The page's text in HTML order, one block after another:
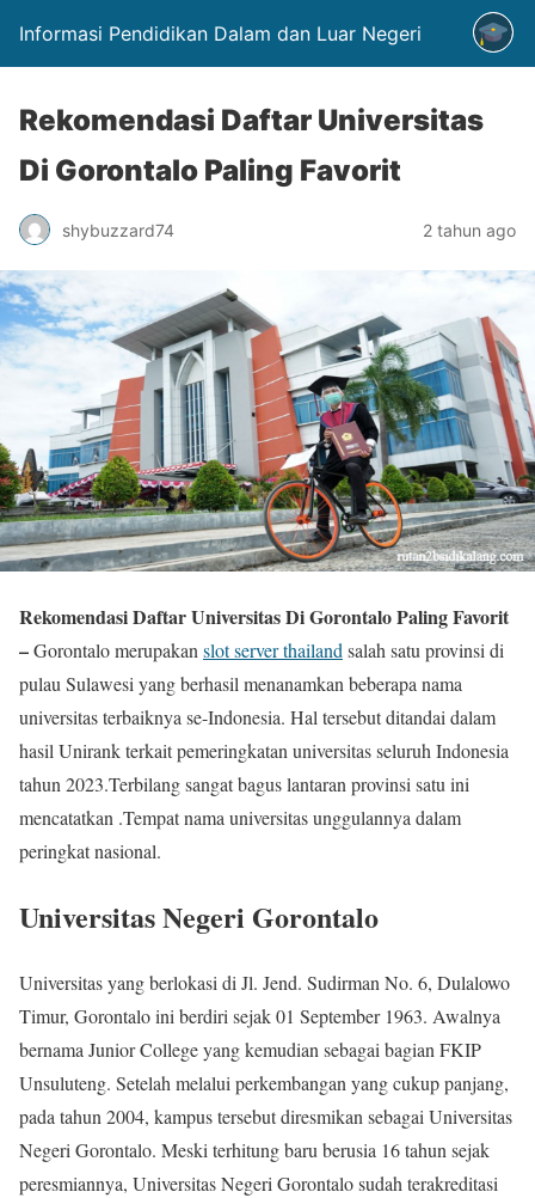
Informasi Pendidikan Dalam dan Luar Negeri
Rekomendasi Daftar Universitas
Di Gorontalo Paling Favorit
shybuzzard74 2 tahun ago
Rekomendasi Daftar Universitas Di Gorontalo Paling Favorit
–Gorontalo merupakanslot server thailandsalah satu provinsi di
pulau Sulawesi yang berhasil menanamkan beberapa nama
universitas terbaiknya se-Indonesia. Hal tersebut ditandai dalam
hasil Unirank terkait pemeringkatan universitas seluruh Indonesia
tahun 2023.Terbilang sangat bagus lantaran provinsi satu ini
mencatatkan .Tempat nama universitas unggulannya dalam
peringkat nasional.
Universitas Negeri Gorontalo
Universitas yang berlokasi di Jl. Jend. Sudirman No. 6, Dulalowo
Timur, Gorontalo ini berdiri sejak 01 September 1963. Awalnya
bernama Junior College yang kemudian sebagai bagian FKIP
Unsuluteng. Setelah melalui perkembangan yang cukup panjang,
pada tahun 2004, kampus tersebut diresmikan sebagai Universitas
Negeri Gorontalo. Meski terhitung baru berusia 16 tahun sejak
peresmiannya, Universitas Negeri Gorontalo sudah terakreditasi